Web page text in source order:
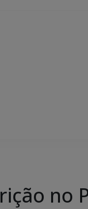
no